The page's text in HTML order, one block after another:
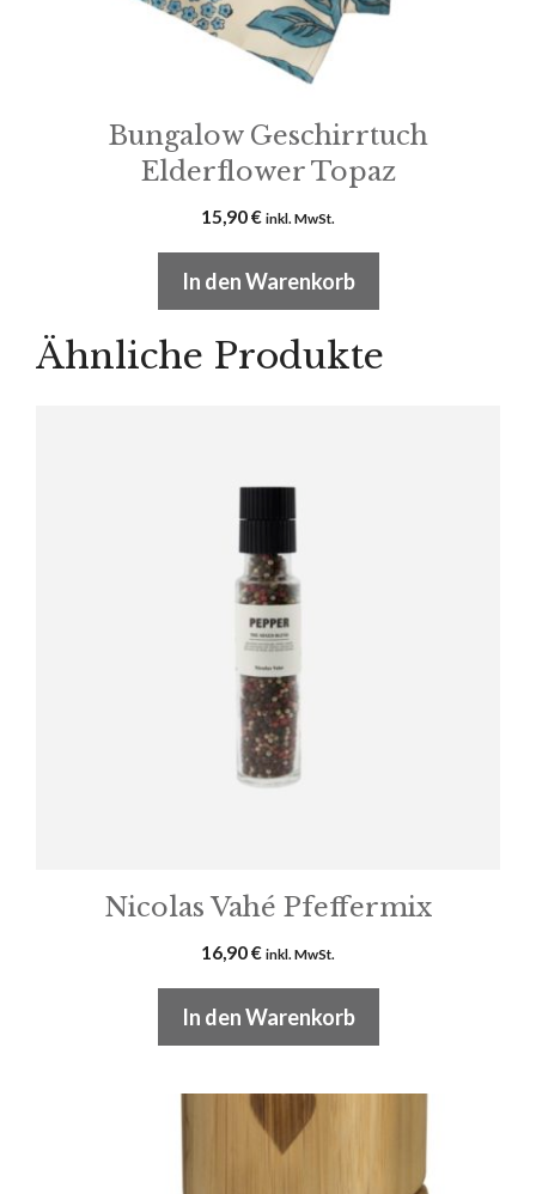
Bungalow Geschirrtuch
Elderflower Topaz
15,90€ inkl. MwSt.
In den Warenkorb
Ähnliche Produkte
Nicolas Vahé Pfeffermix
16,90€ inkl. MwSt.
In den Warenkorb